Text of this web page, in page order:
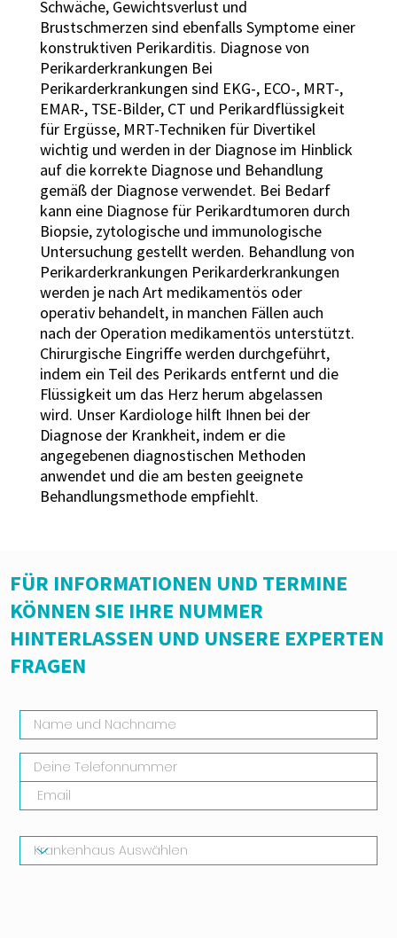
Schwäche, Gewichtsverlust und
Brustschmerzen sind ebenfalls Symptome einer
konstruktiven Perikarditis. Diagnose von
Perikarderkrankungen Bei
Perikarderkrankungen sind EKG-, ECO-, MRT-,
EMAR-, TSE-Bilder, CT und Perikardflüssigkeit
für Ergüsse, MRT-Techniken für Divertikel
wichtig und werden in der Diagnose im Hinblick
auf die korrekte Diagnose und Behandlung
gemäß der Diagnose verwendet. Bei Bedarf
kann eine Diagnose für Perikardtumoren durch
Biopsie, zytologische und immunologische
Untersuchung gestellt werden. Behandlung von
Perikarderkrankungen Perikarderkrankungen
werden je nach Art medikamentös oder
operativ behandelt, in manchen Fällen auch
nach der Operation medikamentös unterstützt.
Chirurgische Eingriffe werden durchgeführt,
indem ein Teil des Perikards entfernt und die
Flüssigkeit um das Herz herum abgelassen
wird. Unser Kardiologe hilft Ihnen bei der
Diagnose der Krankheit, indem er die
angegebenen diagnostischen Methoden
anwendet und die am besten geeignete
Behandlungsmethode empfiehlt.
FÜR INFORMATIONEN UND TERMINE
KÖNNEN SIE IHRE NUMMER
HINTERLASSEN UND UNSERE EXPERTEN
FRAGEN